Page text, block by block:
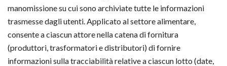
manomissione su cui sono archiviate tutte le informazioni
trasmesse dagli utenti. Applicato al settore alimentare,
consente a ciascun attore nella catena di fornitura
(produttori, trasformatori e distributori) di fornire
informazioni sulla tracciabilità relative a ciascun lotto (date,